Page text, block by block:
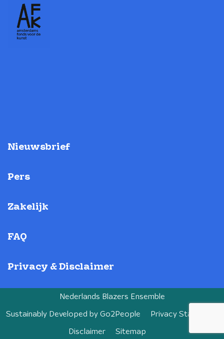
Nieuwsbrief
Pers
Zakelijk
FAQ
Privacy & Disclaimer
Nederlands Blazers Ensemble
Sustainably Developed by Go2People Privacy Statement
Disclaimer Sitemap